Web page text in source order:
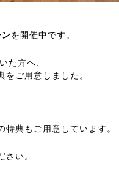
を開催中です。
た方へ、
ご用意しました。
特典もご用意しています。
い。